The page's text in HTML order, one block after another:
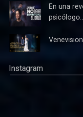
En una
psicólogo...
Instagram